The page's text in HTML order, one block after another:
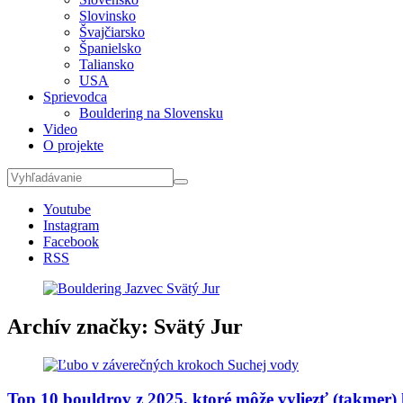
Slovinsko
Švajčiarsko
Španielsko
Taliansko
USA
Sprievodca
Bouldering na Slovensku
Video
O projekte
Youtube
Instagram
Facebook
RSS
Archív značky: Svätý Jur